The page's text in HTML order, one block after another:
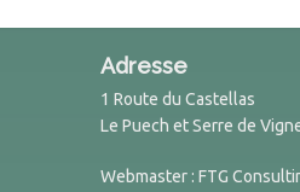
Adresse
1 Route du Castellas
Le Puech et Serre de
Webmaster : FTG